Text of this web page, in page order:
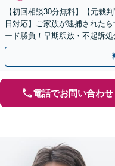
【初回相談30分無料】【元裁
日対応】ご家族が逮捕された
ード勝負！早期釈放・不起訴
【スピード対応】
電話でお問い合わせ